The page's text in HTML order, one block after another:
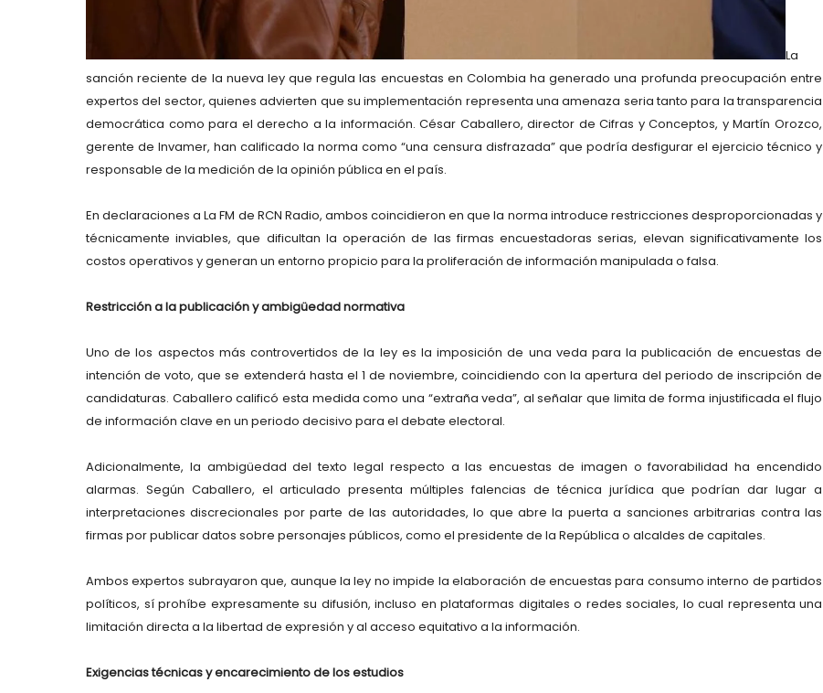
La
sanción reciente de la nueva ley que regula las encuestas en Colombia ha generado una profunda preocupación entre
expertos del sector, quienes advierten que su implementación representa una amenaza seria tanto para la transparencia
democrática como para el derecho a la información. César Caballero, director de Cifras y Conceptos, y Martín Orozco,
gerente de Invamer, han calificado la norma como “una censura disfrazada” que podría desfigurar el ejercicio técnico y
responsable de la medición de la opinión pública en el país.
En declaraciones a La FM de RCN Radio, ambos coincidieron en que la norma introduce restricciones desproporcionadas y
técnicamente inviables, que dificultan la operación de las firmas encuestadoras serias, elevan significativamente los
costos operativos y generan un entorno propicio para la proliferación de información manipulada o falsa.
Restricción a la publicación y ambigüedad normativa
Uno de los aspectos más controvertidos de la ley es la imposición de una veda para la publicación de encuestas de
intención de voto, que se extenderá hasta el 1 de noviembre, coincidiendo con la apertura del periodo de inscripción de
candidaturas. Caballero calificó esta medida como una “extraña veda”, al señalar que limita de forma injustificada el flujo
de información clave en un periodo decisivo para el debate electoral.
Adicionalmente, la ambigüedad del texto legal respecto a las encuestas de imagen o favorabilidad ha encendido
alarmas. Según Caballero, el articulado presenta múltiples falencias de técnica jurídica que podrían dar lugar a
interpretaciones discrecionales por parte de las autoridades, lo que abre la puerta a sanciones arbitrarias contra las
firmas por publicar datos sobre personajes públicos, como el presidente de la República o alcaldes de capitales.
Ambos expertos subrayaron que, aunque la ley no impide la elaboración de encuestas para consumo interno de partidos
políticos, sí prohíbe expresamente su difusión, incluso en plataformas digitales o redes sociales, lo cual representa una
limitación directa a la libertad de expresión y al acceso equitativo a la información.
Exigencias técnicas y encarecimiento de los estudios